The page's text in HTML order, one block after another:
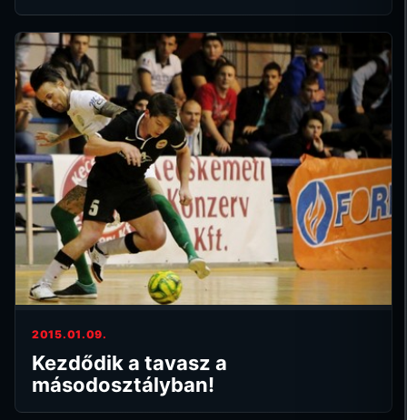
2015.01.09.
Kezdődik a tavasz a
másodosztályban!